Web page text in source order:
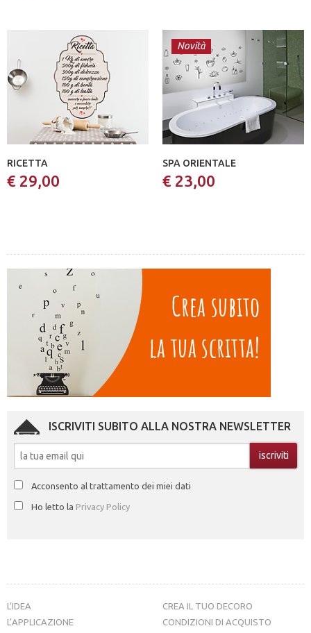
RICETTA
€ 29,00
Novità
SPA ORIENTALE
€ 23,00
ISCRIVITI SUBITO ALLA NOSTRA NEWSLETTER
Acconsento al trattamento dei miei dati
Ho letto la Privacy Policy
L’IDEA
L’APPLICAZIONE
CREA IL TUO DECORO
CONDIZIONI DI ACQUISTO